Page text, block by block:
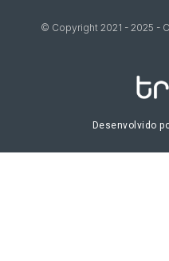
© Copyright 2021 - 2025 -
Desenvolvido